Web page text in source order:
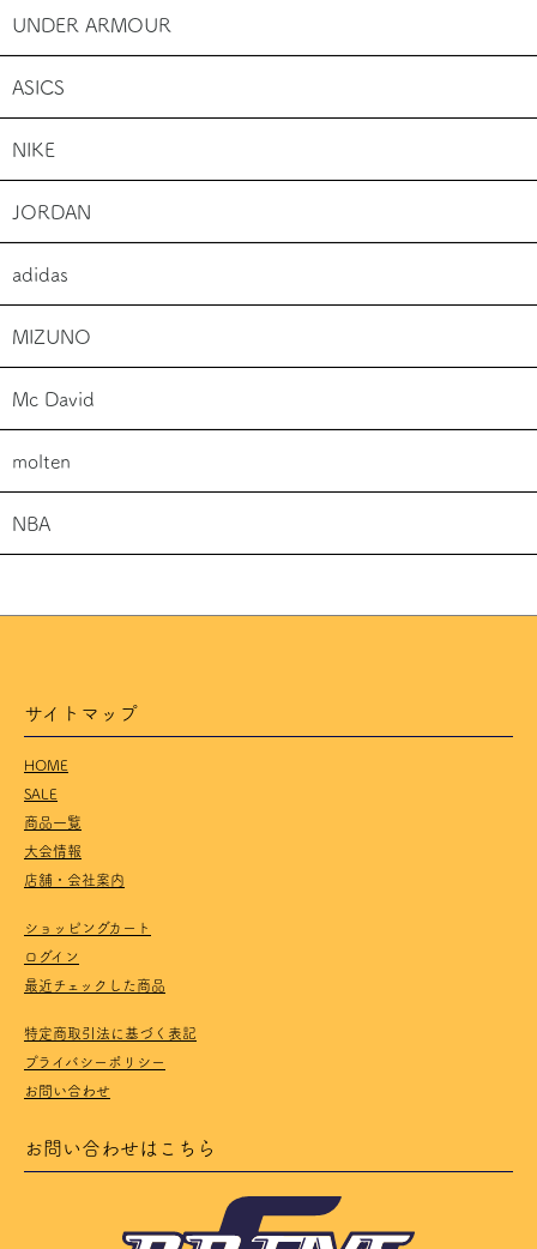
UNDER ARMOUR
ASICS
NIKE
JORDAN
adidas
MIZUNO
Mc David
molten
NBA
サイトマップ
HOME
SALE
商品一覧
大会情報
店舗・会社案内
ショッピングカート
ログイン
最近チェックした商品
特定商取引法に基づく表記
プライバシーポリシー
お問い合わせ
お問い合わせはこちら